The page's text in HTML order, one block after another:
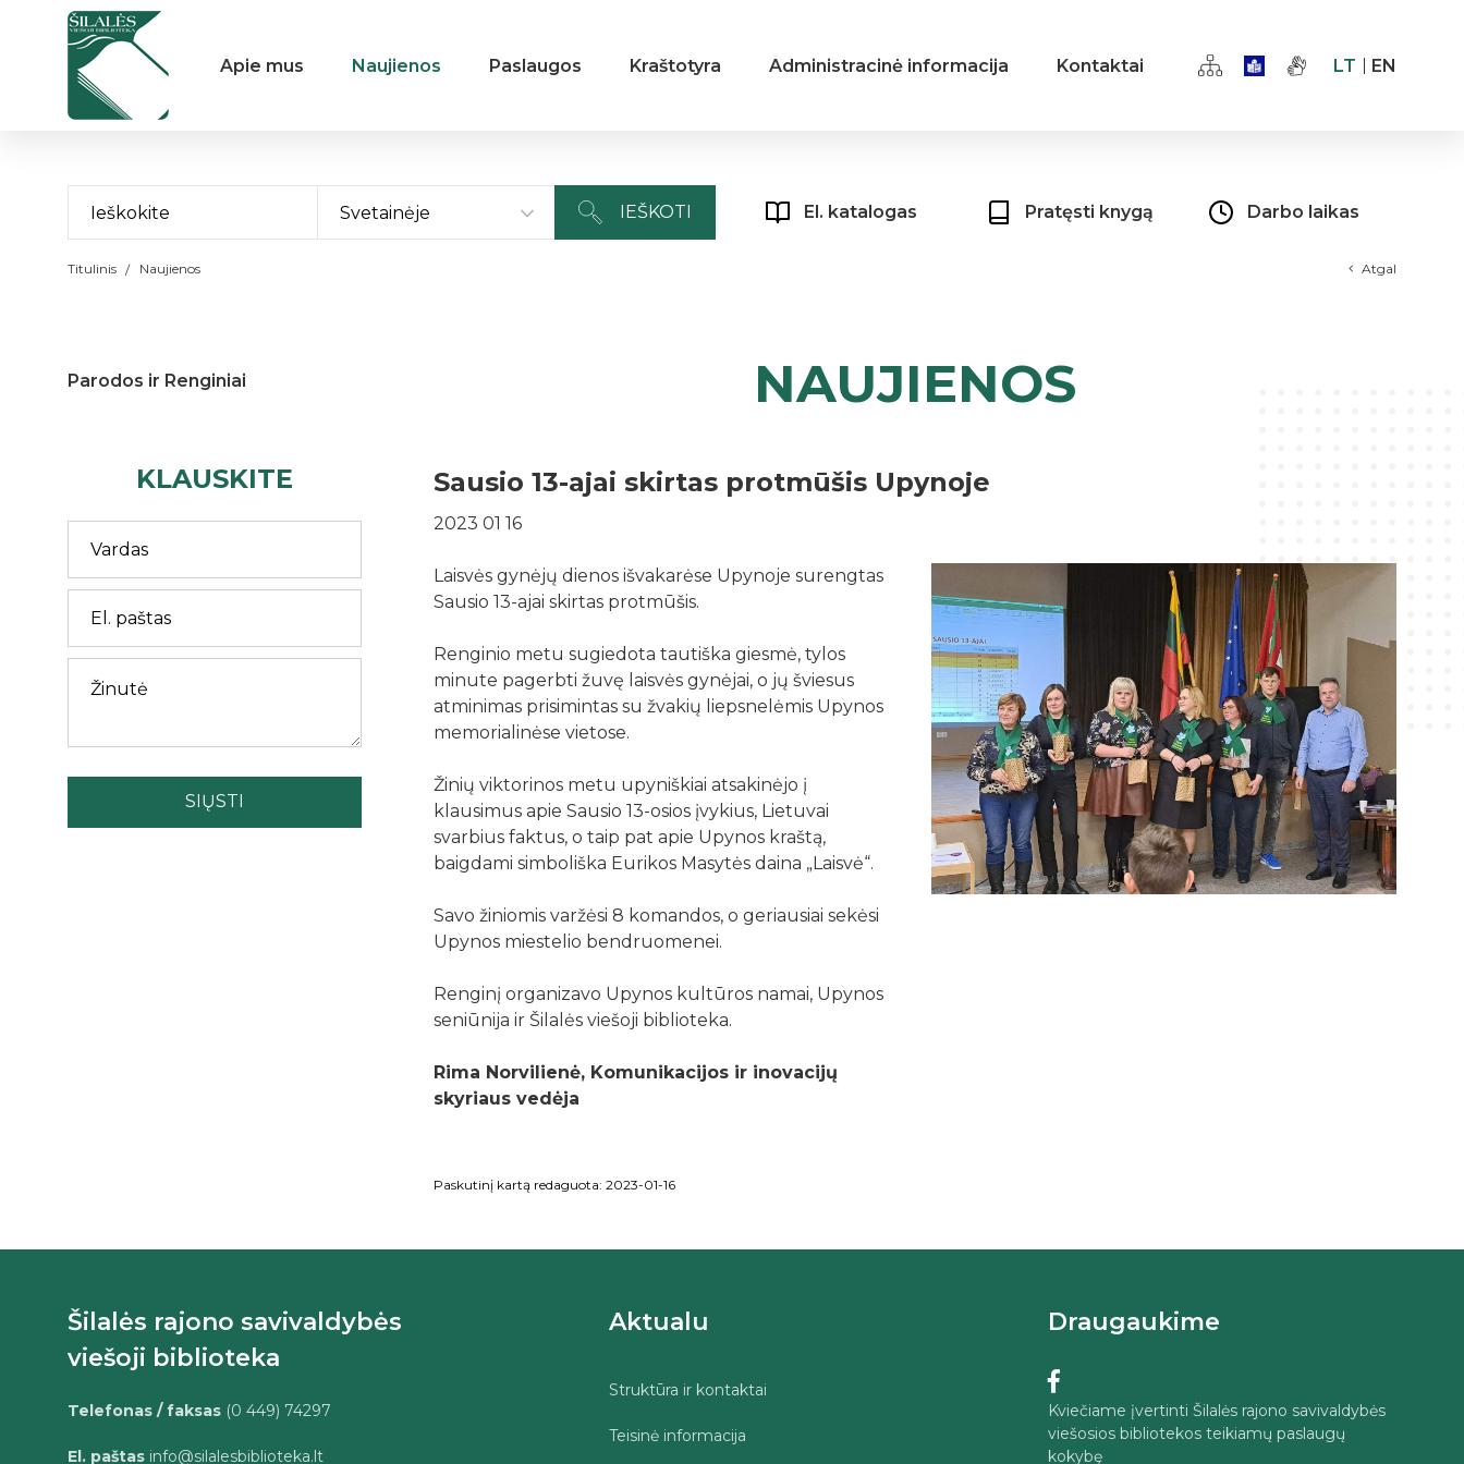
Apie mus Naujienos Paslaugos Kraštotyra Administracinė informacija Kontaktai LT EN
Svetainėje IEŠKOTI El. katalogas Pratęsti knygą Darbo laikas
Titulinis Naujienos Atgal
Parodos ir Renginiai
KLAUSKITE
SIŲSTI
NAUJIENOS
Sausio 13-ajai skirtas protmūšis Upynoje
2023 01 16
Laisvės gynėjų dienos išvakarėse Upynoje surengtas
Sausio 13-ajai skirtas protmūšis.
Renginio metu sugiedota tautiška giesmė, tylos
minute pagerbti žuvę laisvės gynėjai, o jų šviesus
atminimas prisimintas su žvakių liepsnelėmis Upynos
memorialinėse vietose.
Žinių viktorinos metu upyniškiai atsakinėjo į
klausimus apie Sausio 13-osios įvykius, Lietuvai
svarbius faktus, o taip pat apie Upynos kraštą,
baigdami simboliška Eurikos Masytės daina „Laisvė“.
Savo žiniomis varžėsi 8 komandos, o geriausiai sekėsi
Upynos miestelio bendruomenei.
Renginį organizavo Upynos kultūros namai, Upynos
seniūnija ir Šilalės viešoji biblioteka.
Rima Norvilienė, Komunikacijos ir inovacijų
skyriaus vedėja
Paskutinį kartą redaguota: 2023-01-16
Šilalės rajono savivaldybės
viešoji biblioteka
Telefonas / faksas (0 449) 74297
El. paštas info@silalesbiblioteka.lt
Aktualu
Struktūra ir kontaktai
Teisinė informacija
Draugaukime
Kviečiame įvertinti Šilalės rajono savivaldybės
viešosios bibliotekos teikiamų paslaugų
kokybę